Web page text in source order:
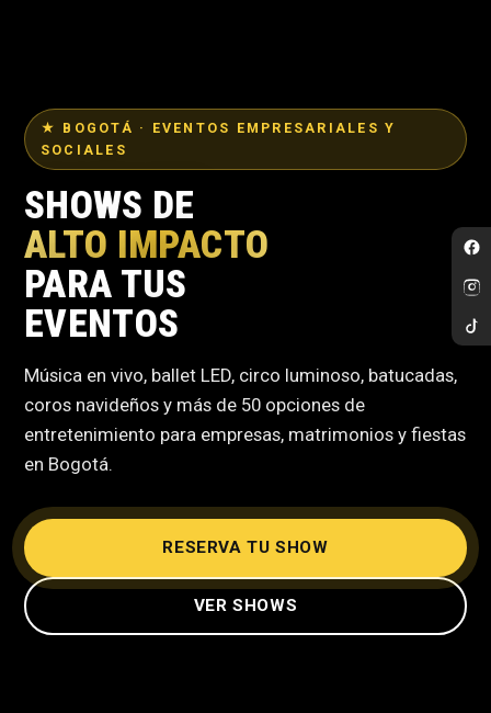
★ BOGOTÁ · EVENTOS EMPRESARIALES Y
SOCIALES
SHOWS DE
ALTO IMPACTO
PARA TUS
EVENTOS
Música en vivo, ballet LED, circo luminoso, batucadas,
coros navideños y más de 50 opciones de
entretenimiento para empresas, matrimonios y fiestas
en Bogotá.
RESERVA TU SHOW
VER SHOWS